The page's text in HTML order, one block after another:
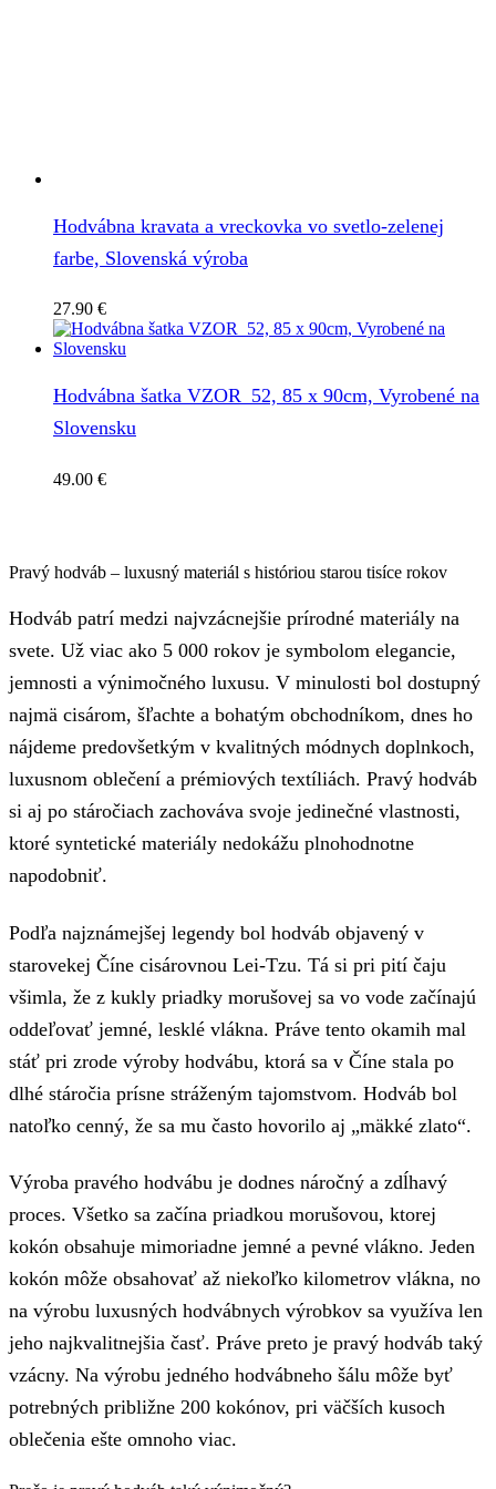
Hodvábna kravata a vreckovka vo svetlo-zelenej
farbe, Slovenská výroba
27.90 €
Hodvábna šatka VZOR_52, 85 x 90cm, Vyrobené na
Slovensku
49.00 €
Pravý hodváb – luxusný materiál s históriou starou tisíce rokov
Hodváb patrí medzi najvzácnejšie prírodné materiály na
svete. Už viac ako 5 000 rokov je symbolom elegancie,
jemnosti a výnimočného luxusu. V minulosti bol dostupný
najmä cisárom, šľachte a bohatým obchodníkom, dnes ho
nájdeme predovšetkým v kvalitných módnych doplnkoch,
luxusnom oblečení a prémiových textíliách. Pravý hodváb
si aj po stáročiach zachováva svoje jedinečné vlastnosti,
ktoré syntetické materiály nedokážu plnohodnotne
napodobniť.
Podľa najznámejšej legendy bol hodváb objavený v
starovekej Číne cisárovnou Lei-Tzu. Tá si pri pití čaju
všimla, že z kukly priadky morušovej sa vo vode začínajú
oddeľovať jemné, lesklé vlákna. Práve tento okamih mal
stáť pri zrode výroby hodvábu, ktorá sa v Číne stala po
dlhé stáročia prísne stráženým tajomstvom. Hodváb bol
natoľko cenný, že sa mu často hovorilo aj „mäkké zlato“.
Výroba pravého hodvábu je dodnes náročný a zdĺhavý
proces. Všetko sa začína priadkou morušovou, ktorej
kokón obsahuje mimoriadne jemné a pevné vlákno. Jeden
kokón môže obsahovať až niekoľko kilometrov vlákna, no
na výrobu luxusných hodvábnych výrobkov sa využíva len
jeho najkvalitnejšia časť. Práve preto je pravý hodváb taký
vzácny. Na výrobu jedného hodvábneho šálu môže byť
potrebných približne 200 kokónov, pri väčších kusoch
oblečenia ešte omnoho viac.